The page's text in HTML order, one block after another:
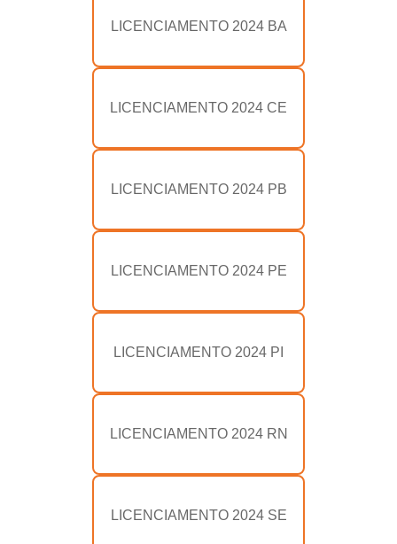
LICENCIAMENTO 2024 BA
LICENCIAMENTO 2024 CE
LICENCIAMENTO 2024 PB
LICENCIAMENTO 2024 PE
LICENCIAMENTO 2024 PI
LICENCIAMENTO 2024 RN
LICENCIAMENTO 2024 SE